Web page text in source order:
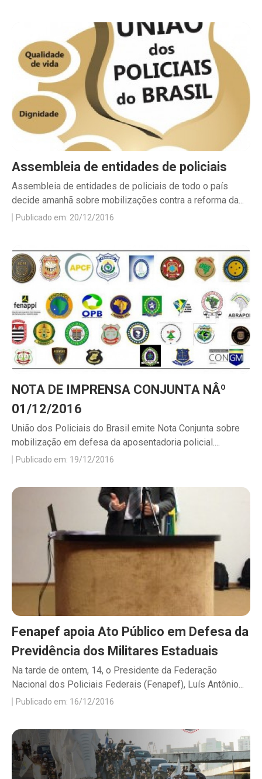
Assembleia de entidades de policiais
Assembleia de entidades de policiais de todo o país
decide amanhã sobre mobilizações contra a reforma da...
Publicado em: 20/12/2016
NOTA DE IMPRENSA CONJUNTA NÂº
01/12/2016
União dos Policiais do Brasil emite Nota Conjunta sobre
mobilização em defesa da aposentadoria policial....
Publicado em: 19/12/2016
Fenapef apoia Ato Público em Defesa da
Previdência dos Militares Estaduais
Na tarde de ontem, 14, o Presidente da Federação
Nacional dos Policiais Federais (Fenapef), Luís Antônio...
Publicado em: 16/12/2016